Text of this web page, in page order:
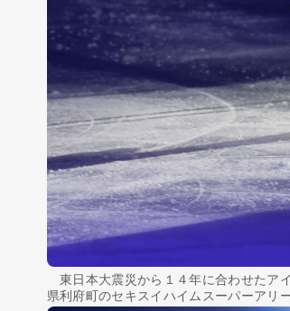
東日本大震災から１４年に合わせたア
県利府町のセキスイハイムスーパーアリ